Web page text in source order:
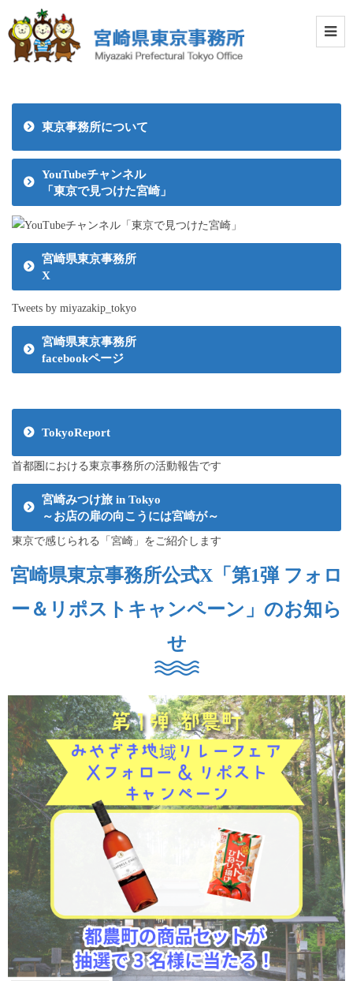
東京事務所について
YouTubeチャンネル
「東京で見つけた宮崎」
宮崎県東京事務所
X
Tweets by miyazakip_tokyo
宮崎県東京事務所
facebookページ
TokyoReport
首都圏における東京事務所の活動報告です
宮崎みつけ旅 in Tokyo
～お店の扉の向こうには宮崎が～
東京で感じられる「宮崎」をご紹介します
宮崎県東京事務所公式X「第1弾 フォロ
ー＆リポストキャンペーン」のお知ら
せ